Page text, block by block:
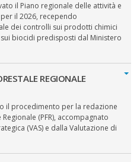
il Piano regionale delle attività e
il 2026, recependo
dei controlli sui prodotti chimici
biocidi predisposti dal Ministero
REGIONALE
il procedimento per la redazione
(PFR), accompagnato
(VAS) e dalla Valutazione di